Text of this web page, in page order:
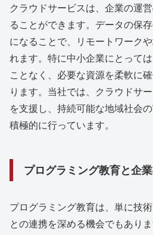
クラウドサービスは、企業の運
ることができます。データの保
になることで、リモートワーク
れます。特に中小企業にとって
ことなく、必要な資源を柔軟に
ります。当社では、クラウドサ
を支援し、持続可能な地域社会
積極的に行っています。
プログラミング教育と企
プログラミング教育は、単に技
との連携を深める機会でもあり